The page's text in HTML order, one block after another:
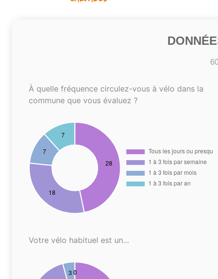
À quelle fréquence circulez-vous à vélo dans la
commune que vous évaluez ?
Votre vélo habituel est un...